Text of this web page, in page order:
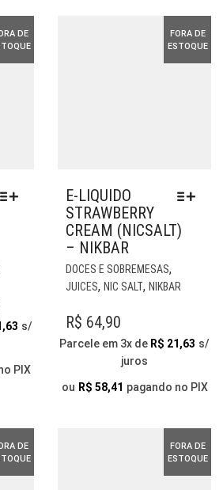
PÁGINA
DO
NA
PÁGINA
DE
PRODUTO
VARIANTES.
AS
OPÇÕES
PODEM
DO
PRODUTO
PREÇO
É:
s/
PIX
FORA DE
ESTOQUE
E-LIQUIDO
STRAWBERRY
CREAM (NICSALT)
– NIKBAR
DOCES E SOBREMESAS,
JUICES, NIC SALT, NIKBAR
AS
DO
R$ 64,90
Parcele em 3x de R$ 21,63 s/
juros
ou R$ 58,41 pagando no PIX
DE
FORA DE
ESTOQUE